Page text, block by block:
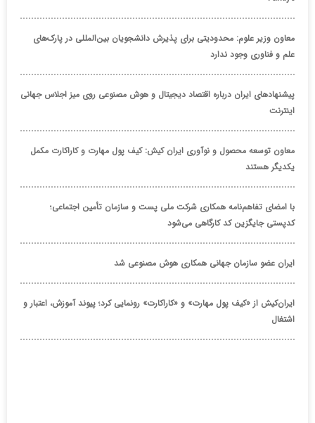
معاون وزیر علوم: محدودیتی برای پذیرش دانشجویان بین‌المللی در پارک‌های
علم و فناوری وجود ندارد
پیشنهادهای ایران درباره اقتصاد دیجیتال و هوش مصنوعی روی میز اجلاس جهانی
اینترنت
معاون توسعه محصول و نوآوری ایران کیش: کیف پول مهارت و کاراکارت مکمل
یکدیگر هستند
با امضای تفاهم‌نامه همکاری شرکت ملی پست و سازمان تأمین اجتماعی؛
کدپستی جایگزین کد کارگاهی می‌شود
ایران عضو سازمان جهانی همکاری هوش مصنوعی شد
ایران‌کیش از «کیف پول مهارت» و «کاراکارت» رونمایی کرد؛ پیوند آموزش، اعتبار و
اشتغال